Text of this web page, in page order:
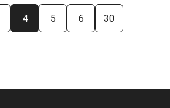
4 5 6 30